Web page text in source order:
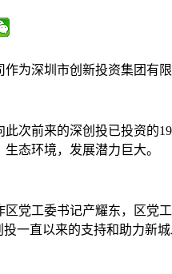
为深圳市创新投资集团有
次前来的深创投已投资的
态环境，发展潜力巨大。
党工委书记产耀东，区党
一直以来的支持和助力新